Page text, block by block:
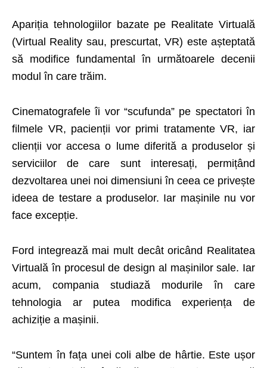
Apariția tehnologiilor bazate pe Realitate Virtuală
(Virtual Reality sau, prescurtat, VR) este așteptată
să modifice fundamental în următoarele decenii
modul în care trăim.
Cinematografele îi vor “scufunda” pe spectatori în
filmele VR, pacienții vor primi tratamente VR, iar
clienții vor accesa o lume diferită a produselor și
serviciilor de care sunt interesați, permițând
dezvoltarea unei noi dimensiuni în ceea ce privește
ideea de testare a produselor. Iar mașinile nu vor
face excepție.
Ford integrează mai mult decât oricând Realitatea
Virtuală în procesul de design al mașinilor sale. Iar
acum, compania studiază modurile în care
tehnologia ar putea modifica experiența de
achiziție a mașinii.
“Suntem în fața unei coli albe de hârtie. Este ușor